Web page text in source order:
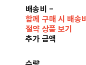
배송비 -
함께 구매 시 배송비
절약 상품 보기
추가 금액